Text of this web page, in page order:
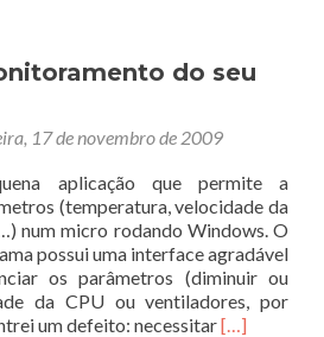
do seu
17 de novembro de 2009
aplicação que permite a
(temperatura, velocidade da
num micro rodando Windows. O
possui uma interface agradável
os parâmetros (diminuir ou
da CPU ou ventiladores, por
um defeito: necessitarLeia
[…]